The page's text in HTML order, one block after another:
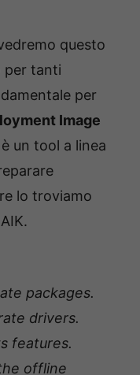
questo
per tanti
per
Image
è un tool a linea
lo troviamo
packages.
drivers.
features.
offline